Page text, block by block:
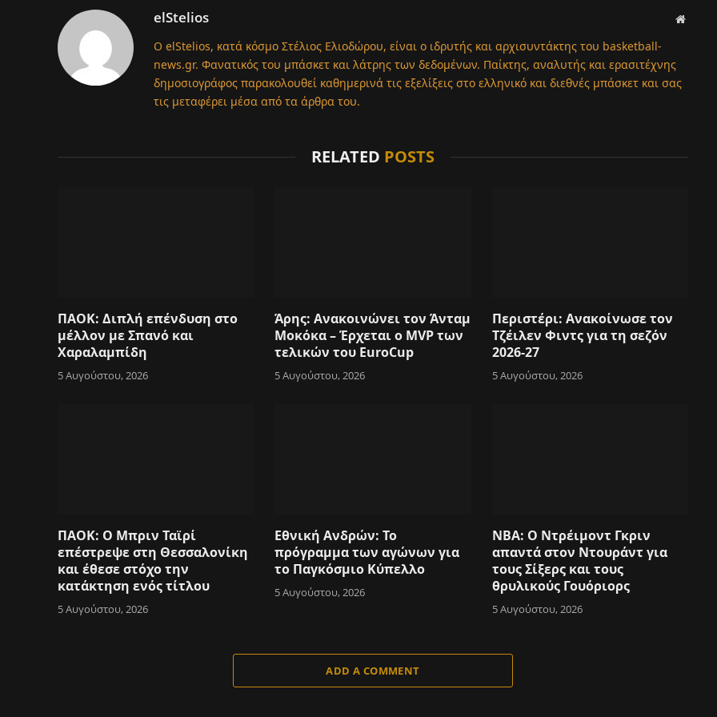
elStelios
Ο elStelios, κατά κόσμο Στέλιος Ελιοδώρου, είναι ο ιδρυτής και αρχισυντάκτης του basketball-
news.gr. Φανατικός του μπάσκετ και λάτρης των δεδομένων. Παίκτης, αναλυτής και ερασιτέχνης
δημοσιογράφος παρακολουθεί καθημερινά τις εξελίξεις στο ελληνικό και διεθνές μπάσκετ και σας
τις μεταφέρει μέσα από τα άρθρα του.
RELATED POSTS
ΠΑΟΚ: Διπλή επένδυση στο
μέλλον με Σπανό και
Χαραλαμπίδη
5 Αυγούστου, 2026
Άρης: Ανακοινώνει τον Άνταμ
Μοκόκα – Έρχεται ο MVP των
τελικών του EuroCup
5 Αυγούστου, 2026
Περιστέρι: Ανακοίνωσε τον
Τζέιλεν Φιντς για τη σεζόν
2026-27
5 Αυγούστου, 2026
ΠΑΟΚ: Ο Μπριν Ταϊρί
επέστρεψε στη Θεσσαλονίκη
και έθεσε στόχο την
κατάκτηση ενός τίτλου
5 Αυγούστου, 2026
Εθνική Ανδρών: Το
πρόγραμμα των αγώνων για
το Παγκόσμιο Κύπελλο
5 Αυγούστου, 2026
NBA: Ο Ντρέιμοντ Γκριν
απαντά στον Ντουράντ για
τους Σίξερς και τους
θρυλικούς Γουόριορς
5 Αυγούστου, 2026
ADD A COMMENT